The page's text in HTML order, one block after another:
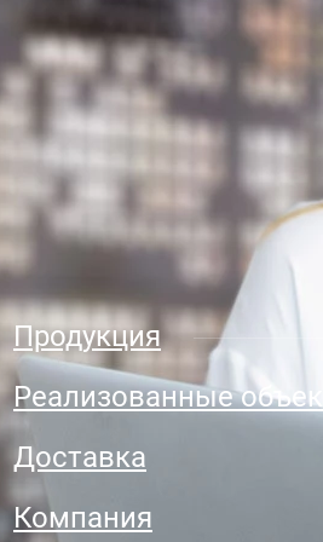
Продукция
Реализованные
Доставка
Компания